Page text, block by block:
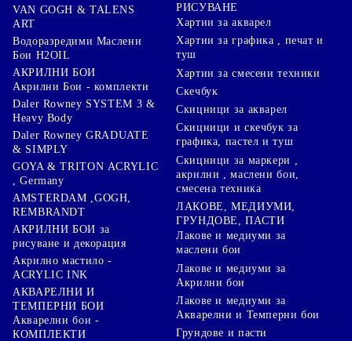
VAN GOGH & TALENS
ART
Водоразредими Маслени
Бои H2OIL
АКРИЛНИ БОИ
Акрилни Бои - комплекти
Daler Rowney SYSTEM 3 &
Heavy Body
Daler Rowney GRADUATE
& SIMPLY
GOYA & TRITON АCRYLIC
, Germany
AMSTERDAM ,GOGH,
REMBRANDT
АКРИЛНИ БОИ за
рисуване и декорация
Акрилно мастило -
ACRYLIC INK
АКВАРЕЛНИ И
ТЕМПЕРНИ БОИ
Акварелни бои -
КОМПЛЕКТИ
РИСУВАНЕ
Хартии за акварел
Хартии за графика , печат и
туш
Хартии за смесени техники
Скечбук
Скицници за акварел
Скицници и скечбук за
графика, пастел и туш
Скицници за маркери ,
акрилни , маслени бои,
смесена техника
ЛАКОВЕ, МЕДИУМИ,
ГРУНДОВЕ, ПАСТИ
Лакове и медиуми за
маслени бои
Лакове и медиуми за
Акрилни бои
Лакове и медиуми за
Акварелни и Темперни бои
Грундове и пасти